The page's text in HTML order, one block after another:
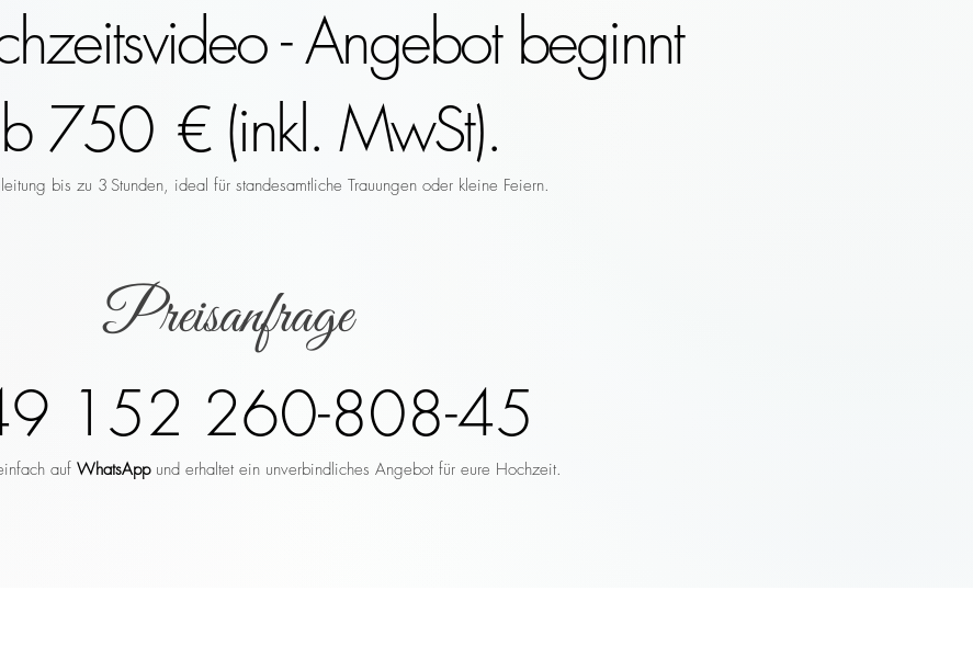
- Angebot beginnt
750 € (inkl. MwSt).
bis zu 3 Stunden, ideal für standesamtliche Trauungen oder kleine Feiern.
Preisanfrage
152 260-808-45
auf WhatsAppund erhaltet ein unverbindliches Angebot für eure Hochzeit.